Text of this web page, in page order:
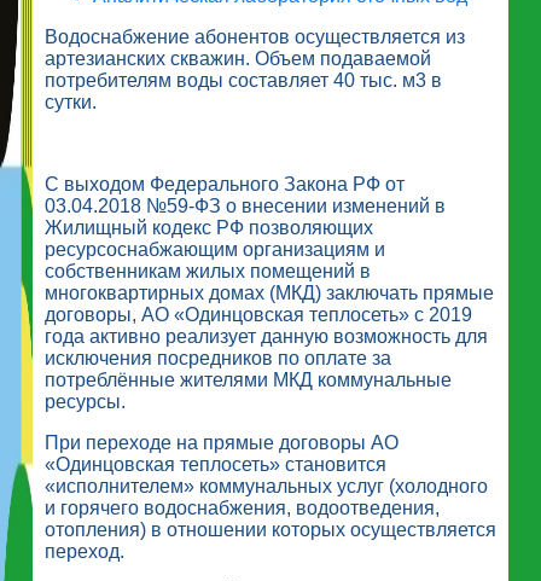
Водоснабжение абонентов осуществляется из
артезианских скважин. Объем подаваемой
потребителям воды составляет 40 тыс. м3 в
сутки.
С выходом Федерального Закона РФ от
03.04.2018 №59-ФЗ о внесении изменений в
Жилищный кодекс РФ позволяющих
ресурсоснабжающим организациям и
собственникам жилых помещений в
многоквартирных домах (МКД) заключать прямые
договоры, АО «Одинцовская теплосеть» с 2019
года активно реализует данную возможность для
исключения посредников по оплате за
потреблённые жителями МКД коммунальные
ресурсы.
При переходе на прямые договоры АО
«Одинцовская теплосеть» становится
«исполнителем» коммунальных услуг (холодного
и горячего водоснабжения, водоотведения,
отопления) в отношении которых осуществляется
переход.